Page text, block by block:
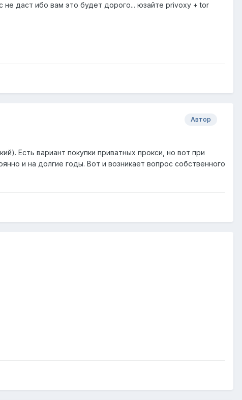
не даст ибо вам это будет дорого... юзайте privoxy + tor
Автор
Есть вариант покупки приватных прокси, но вот при
и на долгие годы. Вот и возникает вопрос собственного